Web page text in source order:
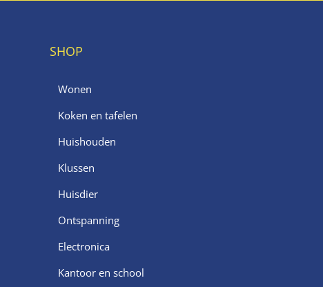
SHOP
Wonen
Koken en tafelen
Huishouden
Klussen
Huisdier
Ontspanning
Electronica
Kantoor en school